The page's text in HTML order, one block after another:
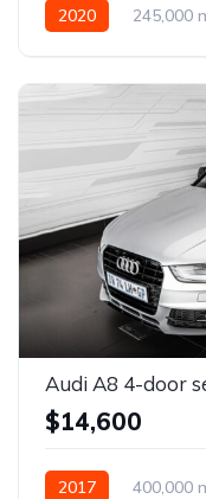
2020 245,000
Audi A8 4-door
$14,600
2017 400,000